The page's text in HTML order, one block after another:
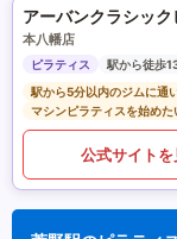
本八幡店
ピラティス
駅から徒歩
駅から5分以内のジムに通
マシンピラティスを始めた
公式サイトを